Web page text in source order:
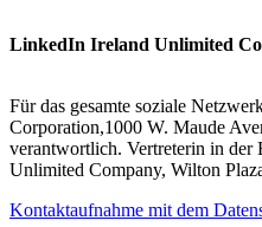
LinkedIn Ireland Unlimited
Für das gesamte soziale
Corporation,1000 W. Maude
verantwortlich. Vertreterin in
Unlimited Company, Wilton
Kontaktaufnahme mit dem